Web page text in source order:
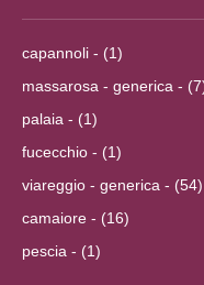
capannoli - (1)
massarosa - generica -
palaia - (1)
fucecchio - (1)
viareggio - generica - (54)
camaiore - (16)
pescia - (1)